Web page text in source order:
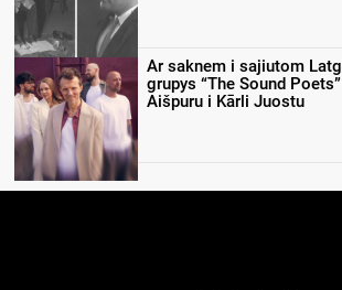
Ar saknem i sajiutom
grupys “The Sound
Aišpuru i Kārli Juostu